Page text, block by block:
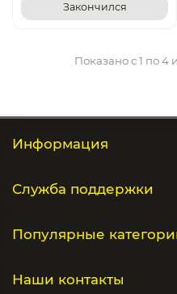
Закончился
Показано с 1 по 4
Информация
Служба поддержки
Популярные
Наши контакты